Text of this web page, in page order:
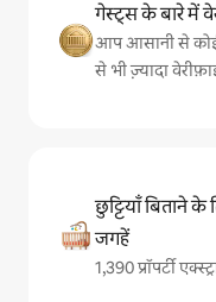
गेस्ट्स के बारे में
आप आसानी से
से भी ज़्यादा
छुट्टियाँ बिताने
जगहें
1,390 प्रॉपर्टी